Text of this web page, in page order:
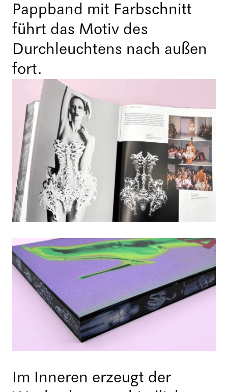
Pappband mit Farbschnitt
führt das Motiv des
Durchleuchtens nach außen
fort.
Im Inneren erzeugt der